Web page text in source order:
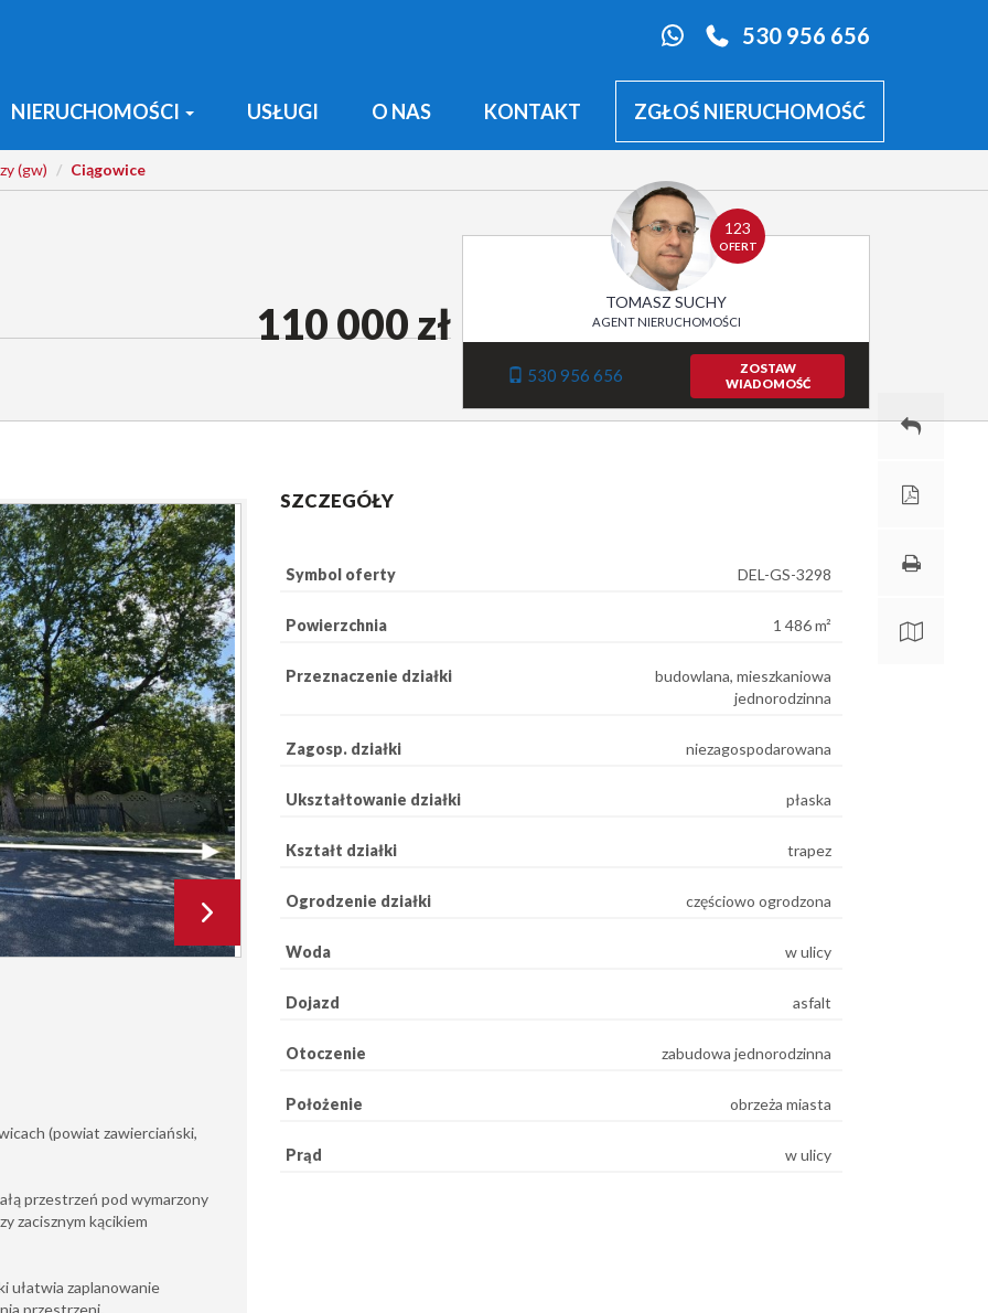
530 956 656
NIERUCHOMOŚCI USŁUGI O NAS KONTAKT ZGŁOŚ NIERUCHOMOŚĆ
(gw) Ciągowice
110 000 zł
123
OFERT
TOMASZ SUCHY
AGENT NIERUCHOMOŚCI
530 956 656
ZOSTAW
WIADOMOŚĆ
(powiat zawierciański,
przestrzeń pod wymarzony
zacisznym kącikiem
ułatwia zaplanowanie
przestrzeni.
SZCZEGÓŁY
Symbol oferty DEL-GS-3298
Powierzchnia 1 486 m²
Przeznaczenie działki
budowlana, mieszkaniowa
jednorodzinna
Zagosp. działki niezagospodarowana
Ukształtowanie działki płaska
Kształt działki trapez
Ogrodzenie działki częściowo ogrodzona
Woda w ulicy
Dojazd asfalt
Otoczenie zabudowa jednorodzinna
Położenie obrzeża miasta
Prąd w ulicy